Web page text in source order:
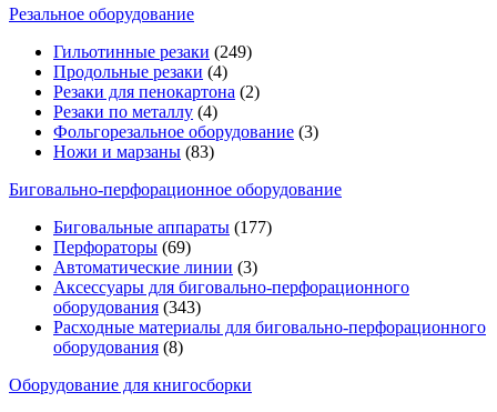
Резальное оборудование
Гильотинные резаки (249)
Продольные резаки (4)
Резаки для пенокартона (2)
Резаки по металлу (4)
Фольгорезальное оборудование (3)
Ножи и марзаны (83)
Биговально-перфорационное оборудование
Биговальные аппараты (177)
Перфораторы (69)
Автоматические линии (3)
Аксессуары для биговально-перфорационного
оборудования (343)
Расходные материалы для биговально-перфорационного
оборудования (8)
Оборудование для книгосборки